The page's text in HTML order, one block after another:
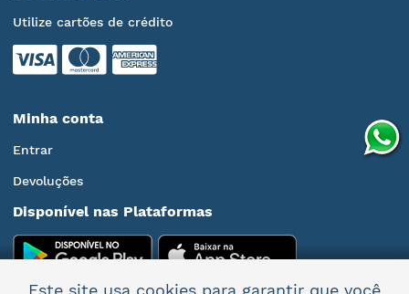
Utilize cartões de crédito
Minha conta
Entrar
Devoluções
Disponível nas Plataformas
Este site usa cookies para garantir que você